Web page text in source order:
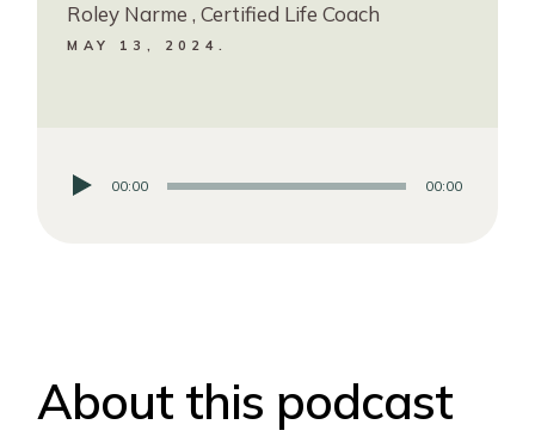
Roley Narme , Certified Life Coach
MAY 13, 2024.
Audio
00:00 00:00
About this podcast